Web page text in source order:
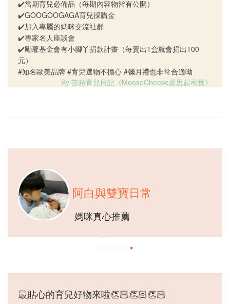
✔️當期育兒必備品（每期內容物皆有公開）
✔️GOOGOOGAGA育兒採購金
✔️加入專屬的媽咪交流社群
✔️專家名人座談會
✔️勵馨基金會有小腳丫捐款計畫（每賣出1盒就會捐出100
元）
#知名歐美品牌 #育兒選物不擔心 #彌月禮也非常合適呦
By 莎菈育兒日記《MooseCheese慕思起司寶》
阿白與雙寶日常
媽咪真心推薦
最貼心的育兒好物來啦👏🏻👏🏻👏🏻